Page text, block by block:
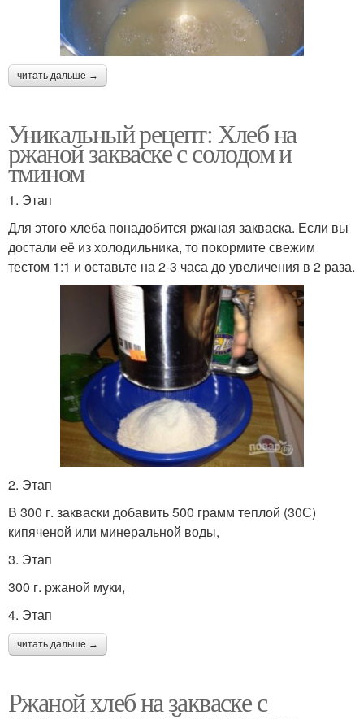
читать дальше →
Уникальный рецепт: Хлеб на
ржаной закваске с солодом и
тмином
1. Этап
Для этого хлеба понадобится ржаная закваска. Если вы
достали её из холодильника, то покормите свежим
тестом 1:1 и оставьте на 2-3 часа до увеличения в 2 раза.
2. Этап
В 300 г. закваски добавить 500 грамм теплой (30С)
кипяченой или минеральной воды,
3. Этап
300 г. ржаной муки,
4. Этап
читать дальше →
Ржаной хлеб на закваске с